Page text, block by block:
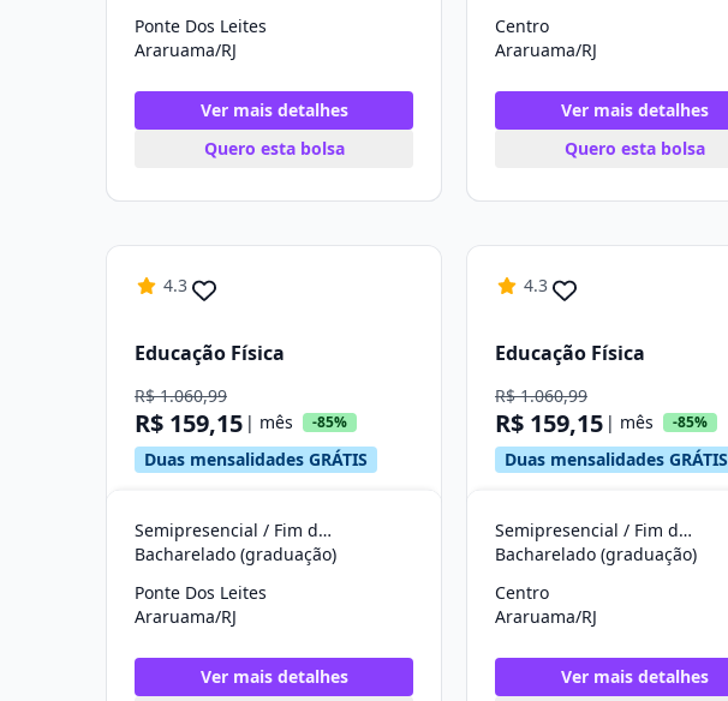
Ponte Dos Leites
Araruama/RJ
Ver mais detalhes
Quero esta bolsa
Centro
Araruama/RJ
Ver mais detalhes
Quero esta bolsa
4.3
Educação Física
R$ 1.060,99
R$ 159,15 | mês -85%
Duas mensalidades GRÁTIS
Semipresencial / Fim de Semana
Bacharelado (graduação)
Ponte Dos Leites
Araruama/RJ
Ver mais detalhes
4.3
Educação Física
R$ 1.060,99
R$ 159,15 | mês -85%
Duas mensalidades GRÁTIS
Semipresencial / Fim de Semana
Bacharelado (graduação)
Centro
Araruama/RJ
Ver mais detalhes